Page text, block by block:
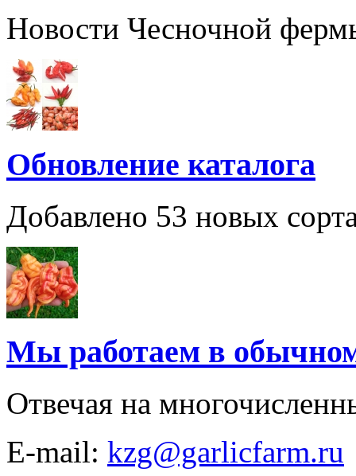
Новости Чесночной
Обновление каталога
Добавлено 53 новых
Мы работаем в
Отвечая на
E-mail: kzg@garlicfarm.ru